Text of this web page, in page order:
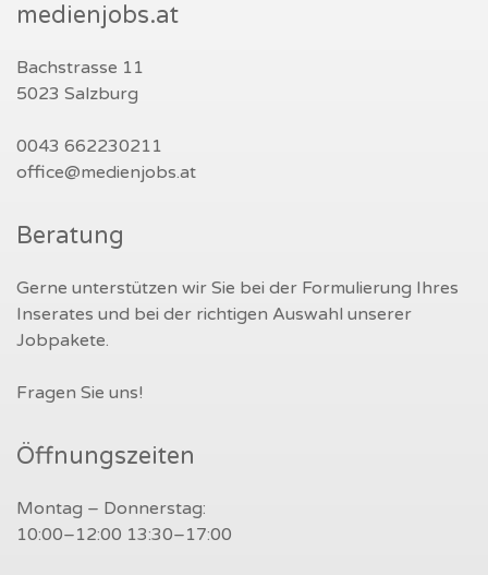
medienjobs.at
Bachstrasse 11
5023 Salzburg
0043 662230211
office@medienjobs.at
Beratung
Gerne unterstützen wir Sie bei der Formulierung Ihres
Inserates und bei der richtigen Auswahl unserer
Jobpakete.
Fragen Sie uns!
Öffnungszeiten
Montag – Donnerstag:
10:00–12:00 13:30–17:00